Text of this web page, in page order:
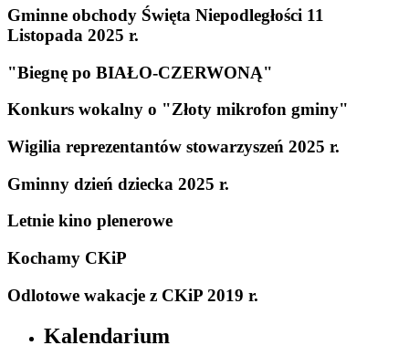
Gminne obchody Święta Niepodległości 11
Listopada 2025 r.
"Biegnę po BIAŁO-CZERWONĄ"
Konkurs wokalny o "Złoty mikrofon gminy"
Wigilia reprezentantów stowarzyszeń 2025 r.
Gminny dzień dziecka 2025 r.
Letnie kino plenerowe
Kochamy CKiP
Odlotowe wakacje z CKiP 2019 r.
Kalendarium